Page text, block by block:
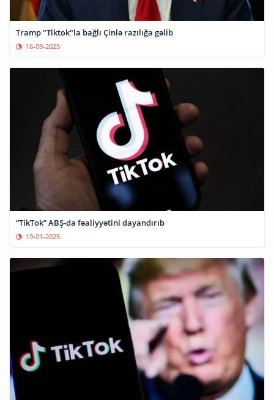
Tramp "Tiktok"la bağlı Çinlə razılığa gəlib
16-09-2025
“TikTok” ABŞ-da fəaliyyətini dayandırıb
19-01-2025